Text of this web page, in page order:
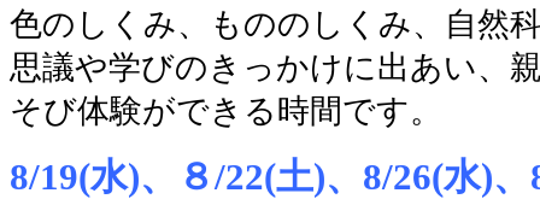
色のしくみ、もののしくみ、自然
思議や学びのきっかけに出あい、
そび体験ができる時間です。
8/19(水)、８/22(土)、8/26(水)、